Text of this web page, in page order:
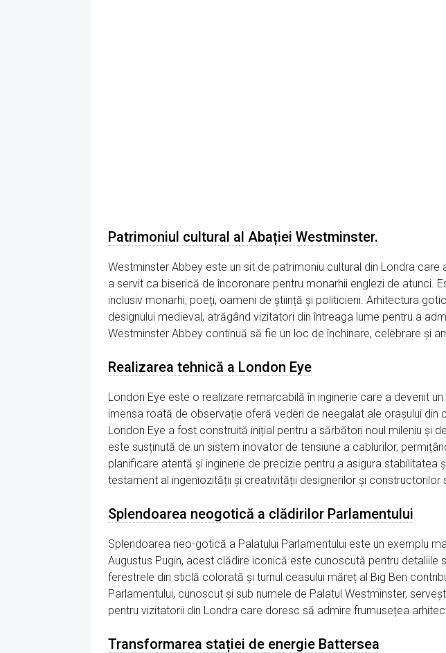
Patrimoniul cultural al Abației Westminster.
Westminster Abbey este un sit de patrimoniu cultural din Londra
a servit ca biserică de încoronare pentru monarhii englezi de atunci.
inclusiv monarhi, poeți, oameni de știință și politicieni. Arhitectura
designului medieval, atrăgând vizitatori din întreaga lume pentru a
Westminster Abbey continuă să fie un loc de închinare, celebrare și
Realizarea tehnică a London Eye
London Eye este o realizare remarcabilă în inginerie care a devenit
imensa roată de observație oferă vederi de neegalat ale orașului
London Eye a fost construită inițial pentru a sărbători noul mileniu și
este susținută de un sistem inovator de tensiune a cablurilor,
planificare atentă și inginerie de precizie pentru a asigura stabilitatea
testament al ingeniozității și creativității designerilor și constructorilor
Splendoarea neogotică a clădirilor Parlamentului
Splendoarea neo-gotică a Palatului Parlamentului este un exemplu
Augustus Pugin, acest clădire iconică este cunoscută pentru
ferestrele din sticlă colorată și turnul ceasului măreț al Big Ben
Parlamentului, cunoscut și sub numele de Palatul Westminster,
pentru vizitatorii din Londra care doresc să admire frumusețea
Transformarea stației de energie Battersea